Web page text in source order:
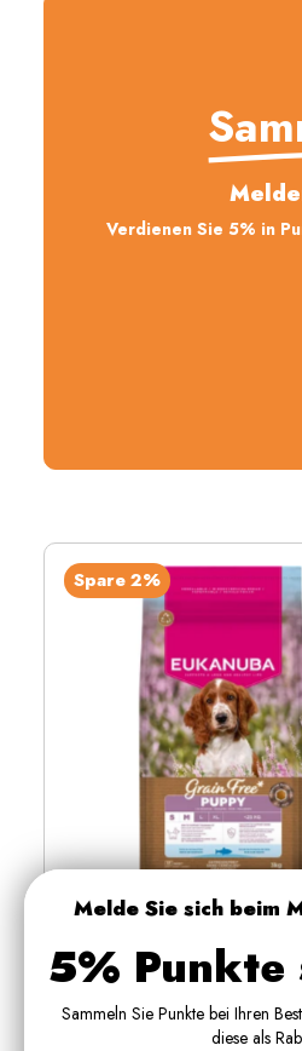
Verdienen Sie 5% in
Schnellansicht
Spare 2%
und Welpenfutter mit
Small/Medium
€20,39 €20,00
Melde Sie sich beim
5% Punkte
Sammeln Sie Punkte bei Ihren
diese als